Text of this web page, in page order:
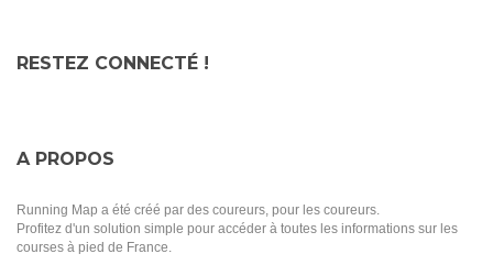
RESTEZ CONNECTÉ !
A PROPOS
Running Map a été créé par des coureurs, pour les coureurs.
Profitez d'un solution simple pour accéder à toutes les informations sur les
courses à pied de France.